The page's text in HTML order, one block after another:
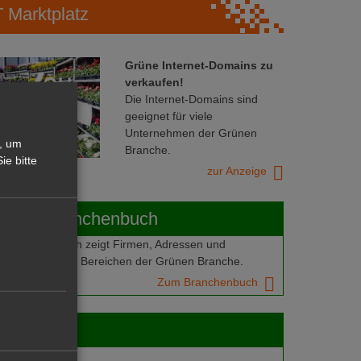
Marktplatz
Grüne Internet-Domains zu
verkaufen!
Die Internet-Domains sind
geeignet für viele
Unternehmen der Grünen
Branche.
zur Anzeige
Branchenbuch
Branchenbuch zeigt Firmen, Adressen und
aus allen Bereichen der Grünen Branche.
Zum Branchenbuch
um
bitte